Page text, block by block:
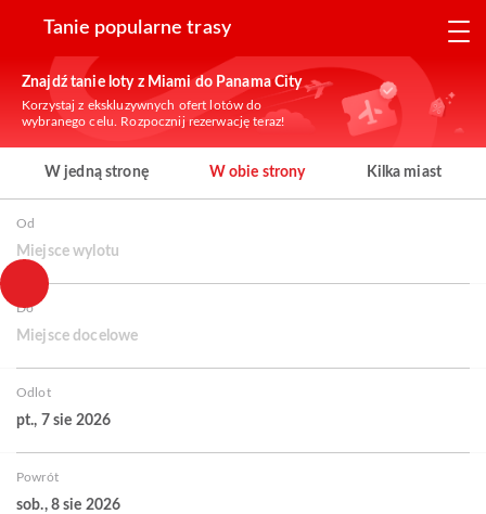
Tanie popularne trasy
Znajdź tanie loty z Miami do Panama City
Korzystaj z ekskluzywnych ofert lotów do
wybranego celu. Rozpocznij rezerwację teraz!
W jedną stronę W obie strony Kilka miast
Od
Miejsce wylotu
Do
Miejsce docelowe
Odlot
pt., 7 sie 2026
Powrót
sob., 8 sie 2026